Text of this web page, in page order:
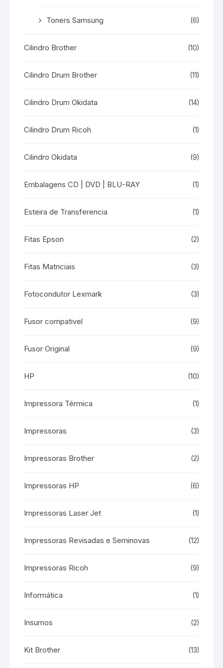
Toners Samsung (6)
Cilindro Brother (10)
Cilindro Drum Brother (11)
Cilindro Drum Okidata (14)
Cilindro Drum Ricoh (1)
Cilindro Okidata (9)
Embalagens CD | DVD | BLU-RAY (1)
Esteira de Transferencia (1)
Fitas Epson (2)
Fitas Matriciais (3)
Fotocondutor Lexmark (3)
Fusor compativel (9)
Fusor Original (9)
HP (10)
Impressora Térmica (1)
Impressoras (3)
Impressoras Brother (2)
Impressoras HP (6)
Impressoras Laser Jet (1)
Impressoras Revisadas e Seminovas (12)
Impressoras Ricoh (9)
Informática (1)
Insumos (2)
Kit Brother (13)